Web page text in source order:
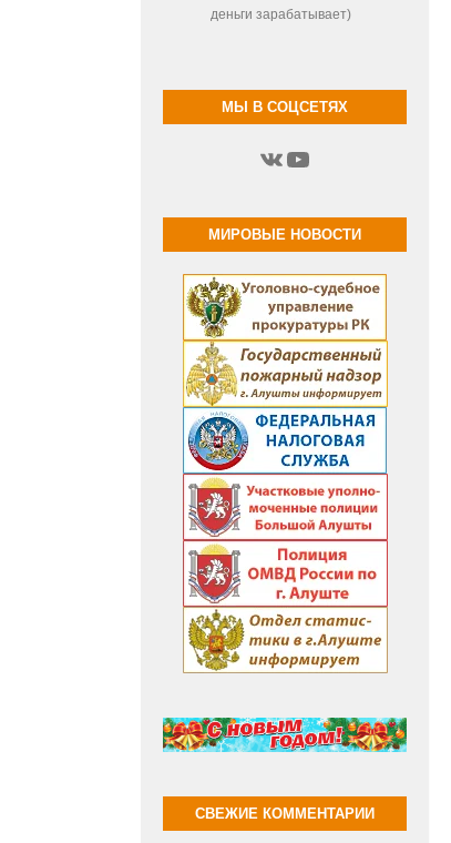
деньги зарабатывает)
МЫ В СОЦСЕТЯХ
ВКонтакте
YouTube
МИРОВЫЕ НОВОСТИ
СВЕЖИЕ КОММЕНТАРИИ